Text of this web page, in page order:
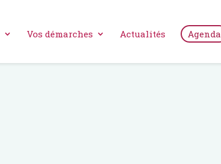
Vos démarches Actualités Agenda